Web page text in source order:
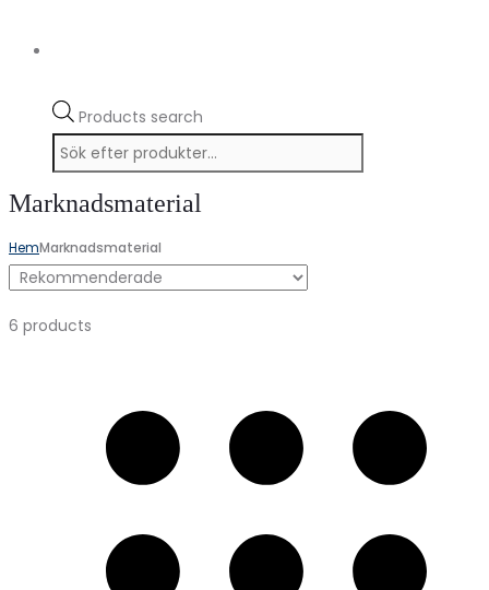
Products search
Marknadsmaterial
HemMarknadsmaterial
6 products